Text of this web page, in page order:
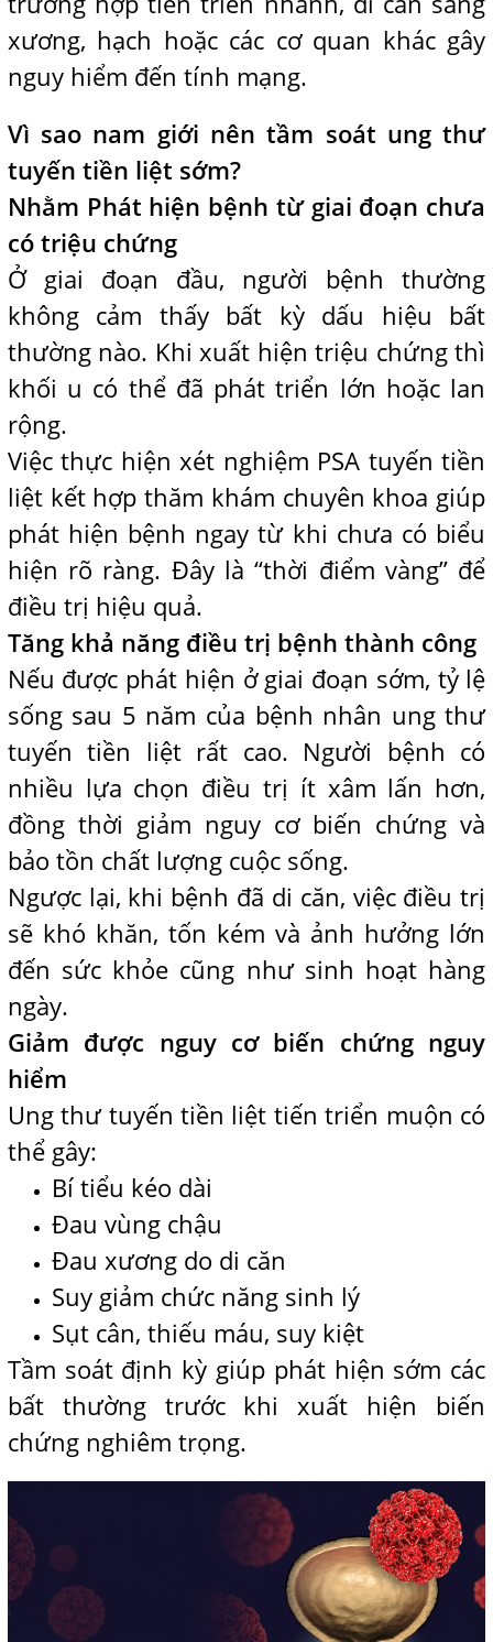
xương, hạch hoặc các cơ quan khác gây
nguy hiểm đến tính mạng.
Vì sao nam giới nên tầm soát ung thư
tuyến tiền liệt sớm?
Nhằm Phát hiện bệnh từ giai đoạn chưa
có triệu chứng
Ở giai đoạn đầu, người bệnh thường
không cảm thấy bất kỳ dấu hiệu bất
thường nào. Khi xuất hiện triệu chứng thì
khối u có thể đã phát triển lớn hoặc lan
rộng.
Việc thực hiện xét nghiệm PSA tuyến tiền
liệt kết hợp thăm khám chuyên khoa giúp
phát hiện bệnh ngay từ khi chưa có biểu
hiện rõ ràng. Đây là “thời điểm vàng” để
điều trị hiệu quả.
Tăng khả năng điều trị bệnh thành công
Nếu được phát hiện ở giai đoạn sớm, tỷ lệ
sống sau 5 năm của bệnh nhân ung thư
tuyến tiền liệt rất cao. Người bệnh có
nhiều lựa chọn điều trị ít xâm lấn hơn,
đồng thời giảm nguy cơ biến chứng và
bảo tồn chất lượng cuộc sống.
Ngược lại, khi bệnh đã di căn, việc điều trị
sẽ khó khăn, tốn kém và ảnh hưởng lớn
đến sức khỏe cũng như sinh hoạt hàng
ngày.
Giảm được nguy cơ biến chứng nguy
hiểm
Ung thư tuyến tiền liệt tiến triển muộn có
thể gây:
Bí tiểu kéo dài
Đau vùng chậu
Đau xương do di căn
Suy giảm chức năng sinh lý
Sụt cân, thiếu máu, suy kiệt
Tầm soát định kỳ giúp phát hiện sớm các
bất thường trước khi xuất hiện biến
chứng nghiêm trọng.